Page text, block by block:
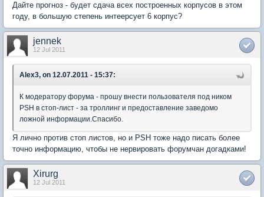
Дайте прогноз - будет сдача всех построенных корпусов в этом
году, в большую степень интеерсует 6 корпус?
jennek
12 Jul 2011
Alex3, on 12.07.2011 - 15:37:
К модератору форума - прошу внести пользователя под ником
PSH в стоп-лист - за троллинг и предоставление заведомо
ложной информации.Спасибо.
Я лично против стоп листов, но и PSH тоже надо писать более
точно информацию, чтобы не нервировать форумчан догадками!
Xirurg
12 Jul 2011